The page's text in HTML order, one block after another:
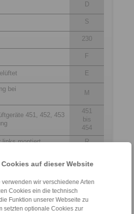
auf dieser Website
wir verschiedene Arten
Cookies ein die technisch
Funktion unserer Webseite zu
setzten optionale Cookies zur
D
S
230
F
E
bei
M
451, 452, 453
451
bis
454
links montiert
R
30 mm 30